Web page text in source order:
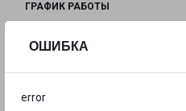
ОШИБКА
error
ГРАФИК РАБОТЫ
18:00
18:00